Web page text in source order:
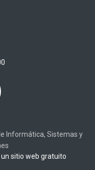
Informática, Sistemas y
unsitio web gratuito